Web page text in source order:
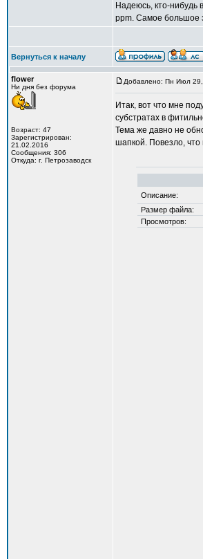
Надеюсь, кто-нибудь
ppm. Самое большое
Вернуться к началу
flower
Ни дня без форума
Возраст: 47
Зарегистрирован:
21.02.2016
Сообщения: 306
Откуда: г. Петрозаводск
Добавлено: Пн Июл
Итак, вот что мне
субстратах в
Тема же давно не
шапкой. Повезло, что
Описание:
Размер файла:
Просмотров: